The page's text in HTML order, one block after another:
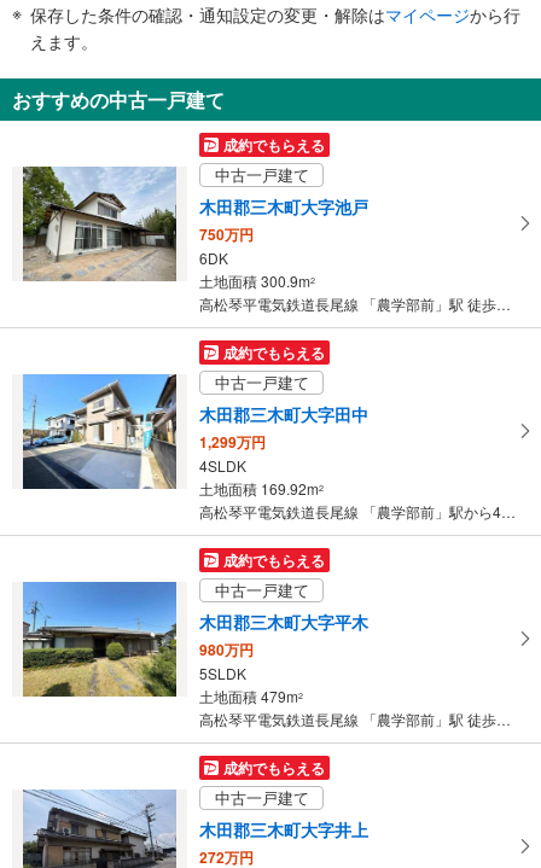
知
を
け
取
る
・
条
イ
ー
ジ
存
る
保存した条件の確認・通知設定の変更・解除はマイページから行
えます。
おすすめの中古一戸建て
成約でもらえる
中古一戸建て
木田郡三木町大字池戸
750万円
6DK
土地面積 300.9m2
高松琴平電気鉄道長尾線 「農学部前」駅 徒歩13分
成約でもらえる
中古一戸建て
木田郡三木町大字田中
1,299万円
4SLDK
土地面積 169.92m2
高松琴平電気鉄道長尾線 「農学部前」駅から4500m 車:9分
成約でもらえる
中古一戸建て
木田郡三木町大字平木
980万円
5SLDK
土地面積 479m2
高松琴平電気鉄道長尾線 「農学部前」駅 徒歩9分
成約でもらえる
中古一戸建て
木田郡三木町大字井上
272万円